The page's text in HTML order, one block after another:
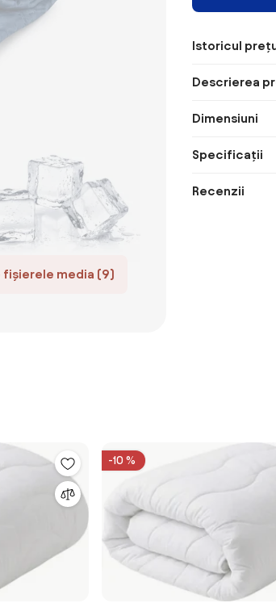
media (9)
Istoricul
Descrierea
Dimensiuni
Specificații
Recenzii
-10 %